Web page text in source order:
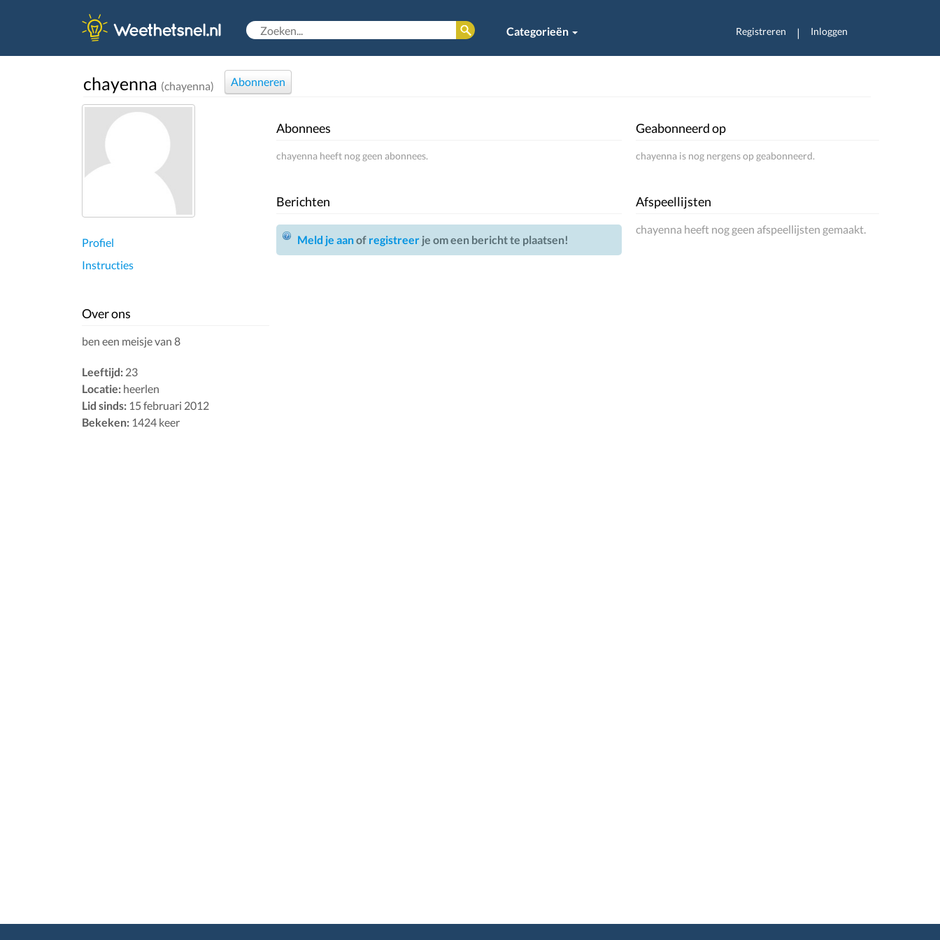
Categorieën Registreren | Inloggen
chayenna (chayenna) Abonneren
Profiel
Instructies
Over ons
ben een meisje van 8
Leeftijd: 23
Locatie: heerlen
Lid sinds: 15 februari 2012
Bekeken: 1424 keer
Abonnees
chayenna heeft nog geen abonnees.
Berichten
Meld je aanof registreerje om een bericht te plaatsen!
Geabonneerd op
chayenna is nog nergens op geabonneerd.
Afspeellijsten
chayenna heeft nog geen afspeellijsten gemaakt.